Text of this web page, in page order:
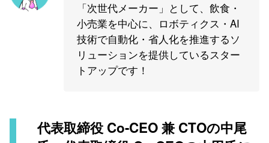
「次世代メーカー」として、飲食・
小売業を中心に、ロボティクス・AI
技術で自動化・省人化を推進するソ
リューションを提供しているスター
トアップです！
代表取締役 Co-CEO 兼 CTOの中尾